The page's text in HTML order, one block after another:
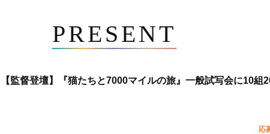
PRESENT
【監督登壇】『猫たちと7000マイルの旅』一般試写会に10組
応